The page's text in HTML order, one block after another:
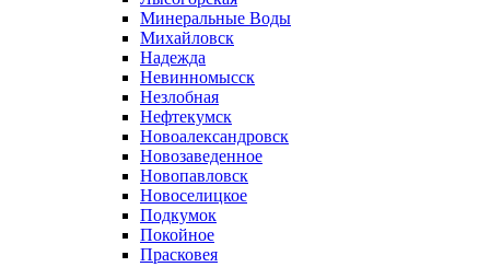
Минеральные Воды
Михайловск
Надежда
Невинномысск
Незлобная
Нефтекумск
Новоалександровск
Новозаведенное
Новопавловск
Новоселицкое
Подкумок
Покойное
Прасковея